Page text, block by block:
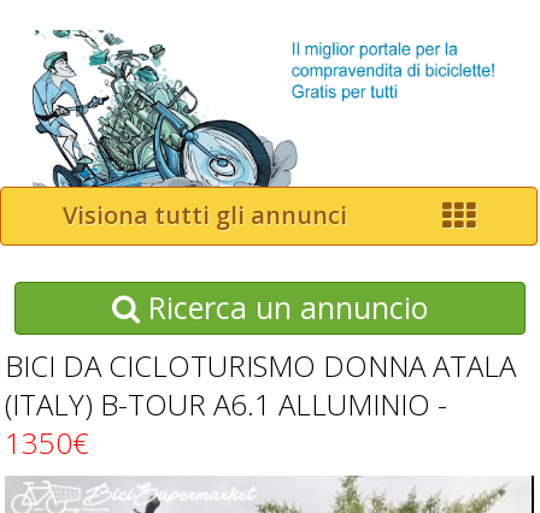
Visiona tutti gli annunci
Ricerca un annuncio
BICI DA CICLOTURISMO DONNA ATALA
(ITALY) B-TOUR A6.1 ALLUMINIO -
1350€